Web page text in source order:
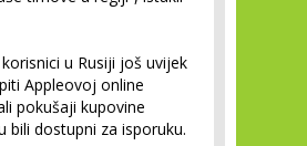
u Rusiji još uvijek
Appleovoj online
pokušaji kupovine
bili dostupni za isporuku.